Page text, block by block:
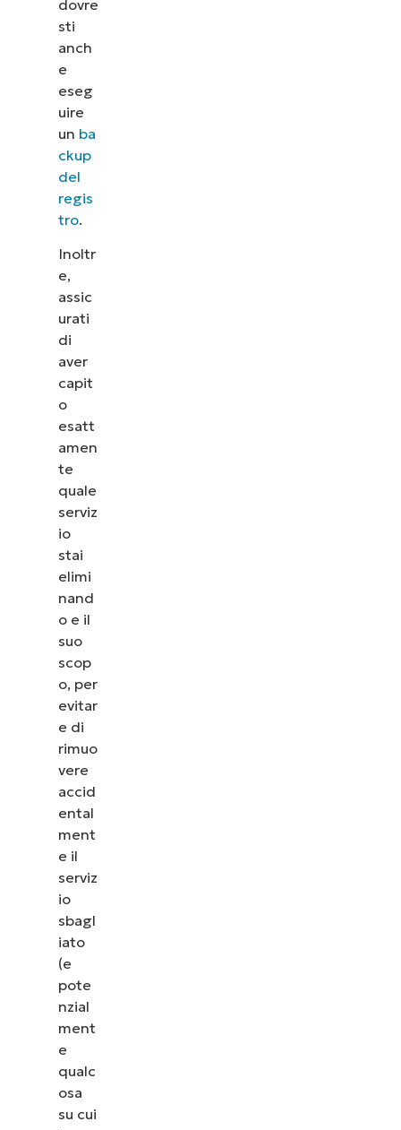
dovre
sti
anch
e
eseg
uire
un ba
ckup
del
regis
tro.
Inoltr
e,
assic
urati
di
aver
capit
o
esatt
amen
te
quale
serviz
io
stai
elimi
nand
o e il
suo
scop
o, per
evitar
e di
rimuo
vere
accid
ental
ment
e il
serviz
io
sbagl
iato
(e
pote
nzial
ment
e
qualc
osa
su cui